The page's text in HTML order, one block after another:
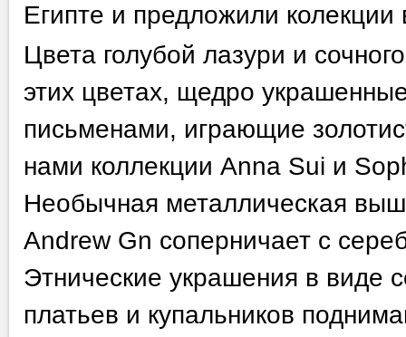
Египте и предложили
Цвета голубой лазури и
этих цветах, щедро
письменами, играющие
нами коллекции Anna Sui и
Необычная металлическая
Andrew Gn соперничает с
Этнические украшения в виде
платьев и купальников